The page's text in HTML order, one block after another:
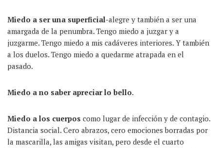
Miedo a ser una superficial-alegre y también a ser una
amargada de la penumbra. Tengo miedo a juzgar y a
juzgarme. Tengo miedo a mis cadáveres interiores. Y también
a los duelos. Tengo miedo a quedarme atrapada en el
pasado.
Miedo a no saber apreciar lo bello.
Miedo a los cuerpos como lugar de infección y de contagio.
Distancia social. Cero abrazos, cero emociones borradas por
la mascarilla, las amigas visitan, pero desde el cuarto